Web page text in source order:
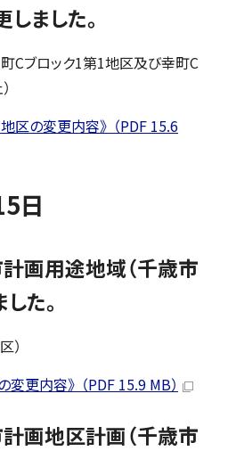
ました。
Cブロック1第1地区及び幸町C
区の変更内容》 （PDF 15.6
日
画用途地域（千歳市
た。
）
更内容》 （PDF 15.9 MB）
画地区計画（千歳市